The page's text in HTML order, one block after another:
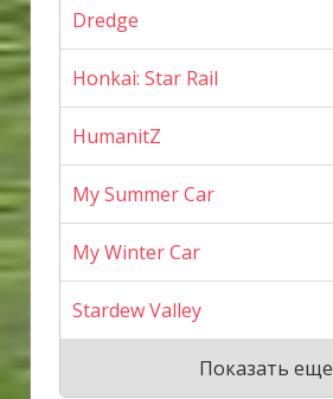
Dredge
Honkai: Star Rail
HumanitZ
My Summer Car
My Winter Car
Stardew Valley
Показать еще